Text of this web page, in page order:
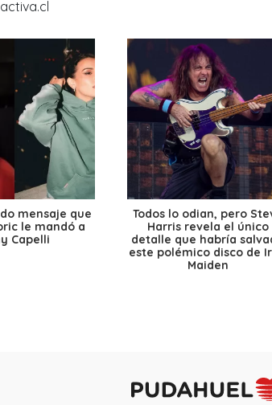
mensaje que
le mandó a
Capelli
Todos lo odian, pero
Harris revela el único
detalle que habría
este polémico disco de
Maiden